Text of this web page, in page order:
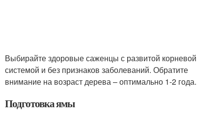
Выбирайте здоровые саженцы с развитой корневой
системой и без признаков заболеваний. Обратите
внимание на возраст дерева – оптимально 1-2 года.
Подготовка ямы